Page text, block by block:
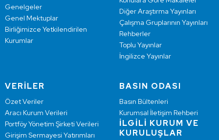
Genelgeler
Genel Mektuplar
Birliğimizce Yetkilendirilen
Kurumlar
Diğer Araştırma Yayınları
Çalışma Gruplarının Yayınları
Rehberler
Toplu Yayınlar
İngilizce Yayınlar
VERİLER
Özet Veriler
Aracı Kurum Verileri
Portföy Yönetim Şirketi Verileri
Girişim Sermayesi Yatırımları
BASIN ODASI
Basın Bültenleri
Kurumsal İletişim Rehberi
İLGİLİ KURUM VE
KURULUŞLAR